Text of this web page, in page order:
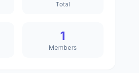
Total
1
Members